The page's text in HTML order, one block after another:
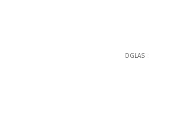
OGLAS